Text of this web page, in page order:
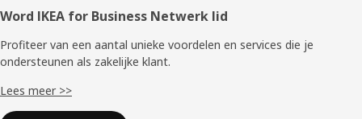
Word IKEA for Business Netwerk lid
Profiteer van een aantal unieke voordelen en services die je
ondersteunen als zakelijke klant.
Lees meer >>